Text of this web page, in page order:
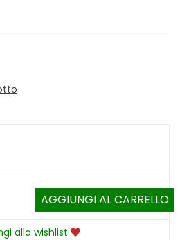
AGGIUNGI AL CARRELLO
alla wishlist